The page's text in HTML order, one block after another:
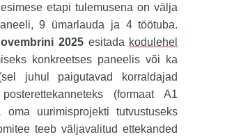
etapi tulemusena on välja
9 ümarlauda ja 4 töötuba.
2025esitada kodulehel
konkreetses paneelis või ka
juhul paigutavad korraldajad
(formaat A1
oma uurimisprojekti tutvustuseks
teeb väljavalitud ettekanded